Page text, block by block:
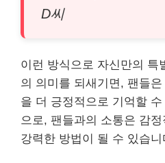
D씨
이런 방식으로 자신만의 특
의 의미를 되새기면, 팬들
을 더 긍정적으로 기억할
으로, 팬들과의 소통은 감
강력한 방법이 될 수 있습니